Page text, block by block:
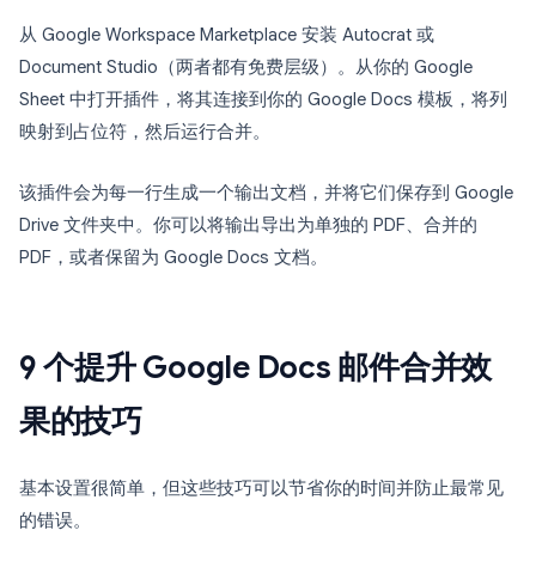
从 Google Workspace Marketplace 安装 Autocrat 或
Document Studio（两者都有免费层级）。从你的 Google
Sheet 中打开插件，将其连接到你的 Google Docs 模板，将列
映射到占位符，然后运行合并。
该插件会为每一行生成一个输出文档，并将它们保存到 Google
Drive 文件夹中。你可以将输出导出为单独的 PDF、合并的
PDF，或者保留为 Google Docs 文档。
9 个提升 Google Docs 邮件合并效
果的技巧
基本设置很简单，但这些技巧可以节省你的时间并防止最常见
的错误。